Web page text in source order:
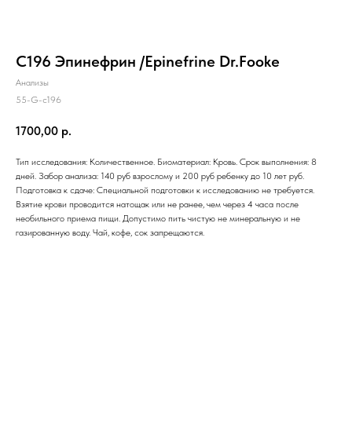
C196 Эпинефрин /Epinefrine Dr.Fooke
Анализы
55-G-c196
1700,00 р.
Тип исследования: Количественное. Биоматериал: Кровь. Срок выполнения: 8
дней. Забор анализа: 140 руб взрослому и 200 руб ребенку до 10 лет руб.
Подготовка к сдаче: Специальной подготовки к исследованию не требуется.
Взятие крови проводится натощак или не ранее, чем через 4 часа после
необильного приема пищи. Допустимо пить чистую не минеральную и не
газированную воду. Чай, кофе, сок запрещаются.